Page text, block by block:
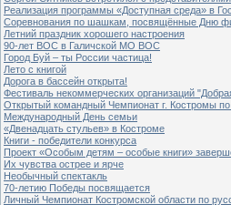
Реализация программы «Доступная среда» в
Соревнования по шашкам, посвящённые Дню
Летний праздник хорошего настроения
90-лет ВОС в Галичской МО ВОС
Город Буй – ты России частица!
Лето с книгой
Дорога в бассейн открыта!
Фестиваль некоммерческих организаций
Открытый командный Чемпионат г. Костромы
Международный День семьи
«Двенадцать стульев» в Костроме
Книги - победители конкурса
Проект «Особым детям – особые книги»
Их чувства острее и ярче
Необычный спектакль
70-летию Победы посвящается
Личный Чемпионат Костромской области по